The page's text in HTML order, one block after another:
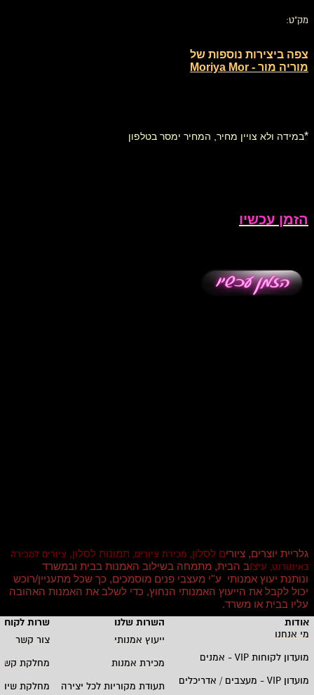
מק"ט:
צפה ביצירות נוספות של
מוריה מור - Moriya Mor
*במידה ולא צויין מחיר, המחיר ימסר בטלפון
הזמן עכשיו
גלריית יוצרים, ציורים לסלון, מכירת ציורים, תמונות לסלון, ציורים למכירה
באינטרנט, עיצוב הבית, מתמחה בשילוב האמנות בבית ובמשרד
ונותנת יעוץ אמנותי ע''י מעצבי פנים מוסמכים, כך שכל מתעניין/רוכש
יכול לקבל את הייעוץ האמנותי הנחוץ, כדי לשלב את האמנות האהובה
עליו בבית או משרד.
אודות
השרות שלנו
שרות
מי אנחנו
ייעוץ אמנותי
צור קשר
מועדון לקוחותVIP - אמנים מכירת אמנות
מחלקת
מועדון
מעצבים / אדריכלים תעודת מקוריות לכל יצירה
מחלקת